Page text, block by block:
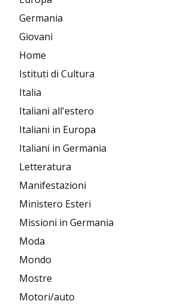
Germania
Giovani
Home
Istituti di Cultura
Italia
Italiani all'estero
Italiani in Europa
Italiani in Germania
Letteratura
Manifestazioni
Ministero Esteri
Missioni in Germania
Moda
Mondo
Mostre
Motori/auto